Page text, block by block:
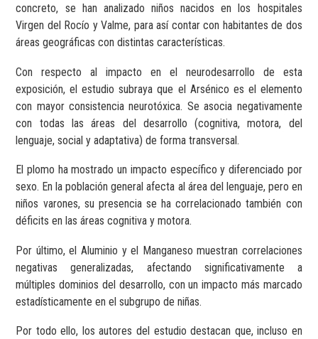
concreto, se han analizado niños nacidos en los hospitales
Virgen del Rocío y Valme, para así contar con habitantes de dos
áreas geográficas con distintas características.
Con respecto al impacto en el neurodesarrollo de esta
exposición, el estudio subraya que el Arsénico es el elemento
con mayor consistencia neurotóxica. Se asocia negativamente
con todas las áreas del desarrollo (cognitiva, motora, del
lenguaje, social y adaptativa) de forma transversal.
El plomo ha mostrado un impacto específico y diferenciado por
sexo. En la población general afecta al área del lenguaje, pero en
niños varones, su presencia se ha correlacionado también con
déficits en las áreas cognitiva y motora.
Por último, el Aluminio y el Manganeso muestran correlaciones
negativas generalizadas, afectando significativamente a
múltiples dominios del desarrollo, con un impacto más marcado
estadísticamente en el subgrupo de niñas.
Por todo ello, los autores del estudio destacan que, incluso en